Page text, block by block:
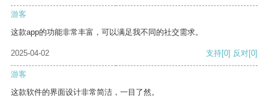
游客
这款app的功能非常丰富，可以满足我不同的社交需求。
2025-04-02 支持[0] 反对[0]
游客
这款软件的界面设计非常简洁，一目了然。